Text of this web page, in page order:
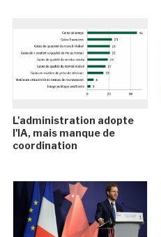
L'administration adopte
l'IA, mais manque de
coordination